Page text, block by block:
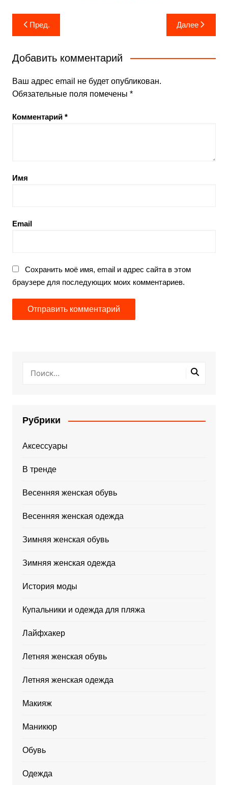
Навигация
по
записям
Пред. Далее
Добавить комментарий
Ваш адрес email не будет опубликован.
Обязательные поля помечены *
Комментарий *
Имя
Email
Сохранить моё имя, email и адрес сайта в этом
браузере для последующих моих комментариев.
Рубрики
Аксессуары
В тренде
Весенняя женская обувь
Весенняя женская одежда
Зимняя женская обувь
Зимняя женская одежда
История моды
Купальники и одежда для пляжа
Лайфхакер
Летняя женская обувь
Летняя женская одежда
Макияж
Маникюр
Обувь
Одежда